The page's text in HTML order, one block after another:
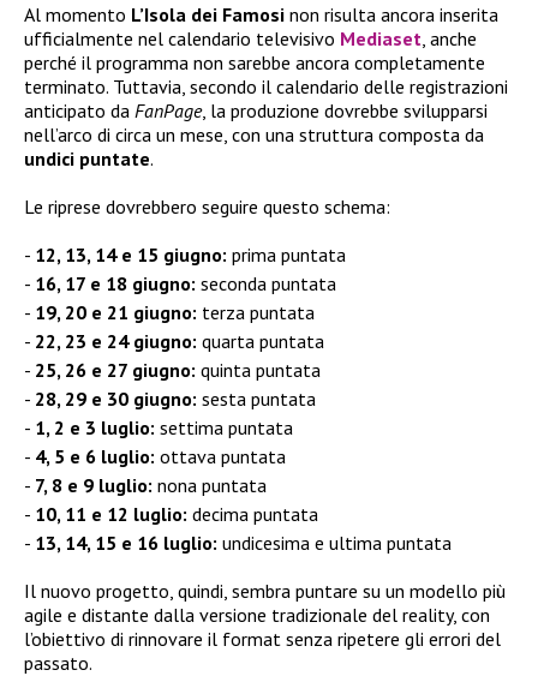
Al momento L’Isola dei Famosi non risulta ancora inserita
ufficialmente nel calendario televisivo Mediaset , anche
perché il programma non sarebbe ancora completamente
terminato. Tuttavia, secondo il calendario delle registrazioni
anticipato da FanPage, la produzione dovrebbe svilupparsi
nell’arco di circa un mese, con una struttura composta da
undici puntate.
Le riprese dovrebbero seguire questo schema:
12, 13, 14 e 15 giugno: prima puntata
16, 17 e 18 giugno: seconda puntata
19, 20 e 21 giugno: terza puntata
22, 23 e 24 giugno: quarta puntata
25, 26 e 27 giugno: quinta puntata
28, 29 e 30 giugno: sesta puntata
1, 2 e 3 luglio: settima puntata
4, 5 e 6 luglio: ottava puntata
7, 8 e 9 luglio: nona puntata
10, 11 e 12 luglio: decima puntata
13, 14, 15 e 16 luglio: undicesima e ultima puntata
Il nuovo progetto, quindi, sembra puntare su un modello più
agile e distante dalla versione tradizionale del reality, con
l’obiettivo di rinnovare il format senza ripetere gli errori del
passato.